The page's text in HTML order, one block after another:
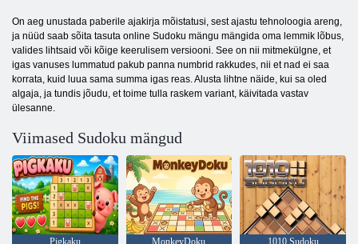
On aeg unustada paberile ajakirja mõistatusi, sest ajastu tehnoloogia areng,
ja nüüd saab sõita tasuta online Sudoku mängu mängida oma lemmik lõbus,
valides lihtsaid või kõige keerulisem versiooni. See on nii mitmekülgne, et
igas vanuses lummatud pakub panna numbrid rakkudes, nii et nad ei saa
korrata, kuid luua sama summa igas reas. Alusta lihtne näide, kui sa oled
algaja, ja tundis jõudu, et toime tulla raskem variant, käivitada vastav
ülesanne.
Viimased Sudoku mängud